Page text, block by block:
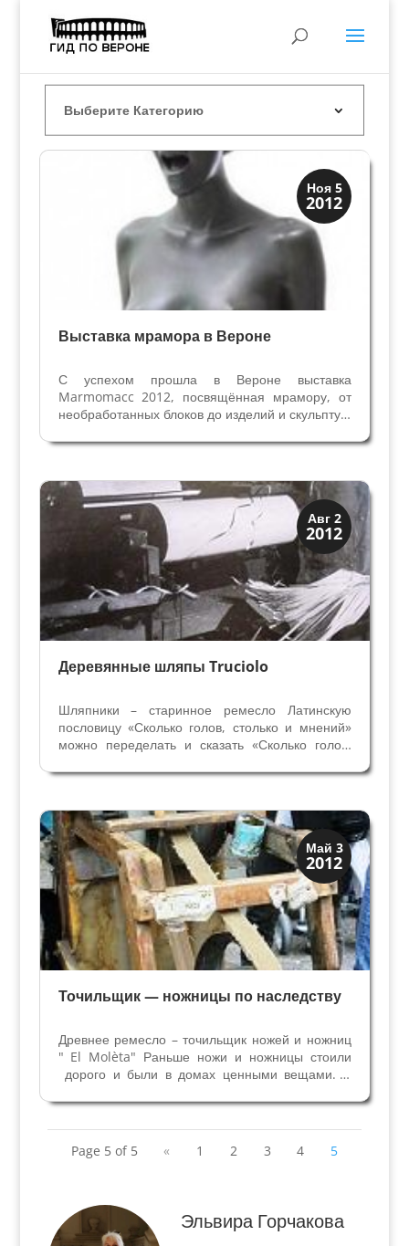
Ноя 5
2012
Мода и ремесла
Традиции
Выставка мрамора в Вероне
С успехом прошла в Вероне выставка
Marmomacc 2012, посвящённая мрамору, от
необработанных блоков до изделий и скульптур,
технологиям, дизайну и архитектуре, в общем,
ценным материалом. Веронская...
Авг 2
2012
Мода и ремесла
Традиции
Деревянные шляпы Truciolo
Шляпники – старинное ремесло Латинскую
пословицу «Сколько голов, столько и мнений»
можно переделать и сказать «Сколько голов,
многообразие головных уборов, как женских, так
неистощимой...
Май 3
2012
Мода и ремесла
Традиции
Точильщик — ножницы по наследству
Древнее ремесло – точильщик ножей и ножниц
" El Molèta" Раньше ножи и ножницы стоили
дорого и были в домах ценными вещами. В
на 6 или 12 человек, как сейчас. В деревенских
домах зачастую единственный нож передавали
во время...
Page 5 of 5 « 1 2 3 4 5
Эльвира Горчакова